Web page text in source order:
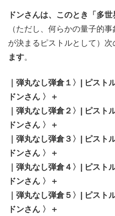
ドンさんは、このとき「多
（ただし、何らかの量子的
が決まるピストルとして）次
ます。
｜弾丸なし弾倉１〉| ピスト
ドンさん 〉＋
｜弾丸なし弾倉２〉| ピスト
ドンさん 〉＋
｜弾丸なし弾倉３〉| ピスト
ドンさん 〉＋
｜弾丸なし弾倉４〉| ピスト
ドンさん 〉＋
｜弾丸なし弾倉５〉| ピスト
ドンさん 〉＋